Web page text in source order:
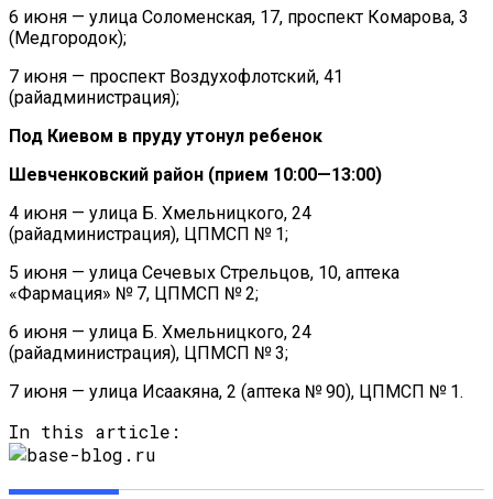
6 июня — улица Соломенская, 17, проспект Комарова, 3
(Медгородок);
7 июня — проспект Воздухофлотский, 41
(райадминистрация);
Под Киевом в пруду утонул ребенок
Шевченковский район (прием 10:00—13:00)
4 июня — улица Б. Хмельницкого, 24
(райадминистрация), ЦПМСП № 1;
5 июня — улица Сечевых Стрельцов, 10, аптека
«Фармация» № 7, ЦПМСП № 2;
6 июня — улица Б. Хмельницкого, 24
(райадминистрация), ЦПМСП № 3;
7 июня — улица Исаакяна, 2 (аптека № 90), ЦПМСП № 1.
In this article: